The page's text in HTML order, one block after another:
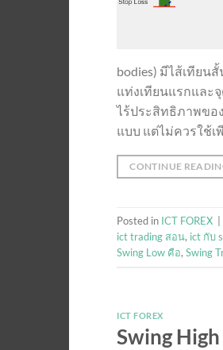
bodies) มีไส้เทียน
แท่งเทียนแรกและ
ไร้ประสิทธิภาพขอ
แบบ แต่ไม่ควรใช้เ
CONTINUE
Posted in ICT FOREX
ict trading สอน, ict กับ
Swing Low คือ, Swing
ICT FOREX
Swing